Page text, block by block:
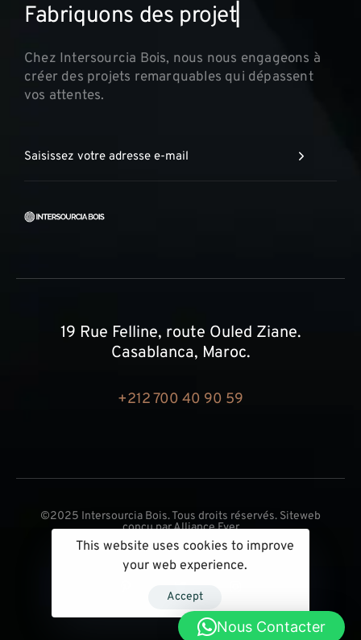
Fabriquons des projet
Chez Intersourcia Bois, nous nous engageons à
créer des projets remarquables qui dépassent
vos attentes.
19 Rue Felline, route Ouled Ziane.
Casablanca, Maroc.
+212 700 40 90 59
©2025 Intersourcia Bois. Tous droits réservés. Siteweb
conçu parAlliance Ever
Nous Contacter
This website uses cookies to improve
your web experience.
Accept